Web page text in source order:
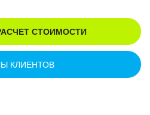
СТОИМОСТИ
КЛИЕНТОВ